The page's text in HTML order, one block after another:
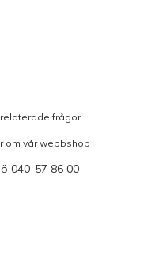
frågor
vår webbshop
040-57 86 00